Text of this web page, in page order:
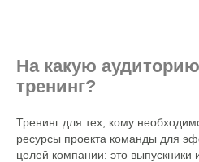
На какую
тренинг?
Тренинг для тех, кому
ресурсы проекта команды для
целей компании: это выпускники